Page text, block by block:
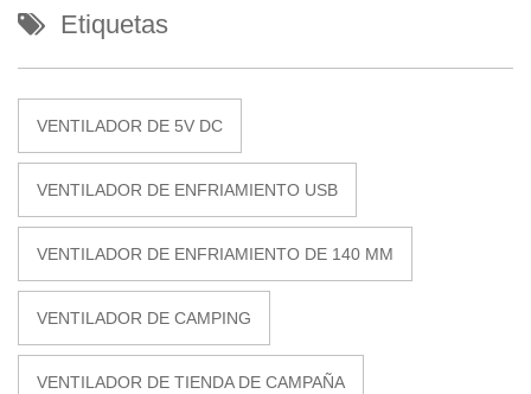
Etiquetas
VENTILADOR DE 5V DC
VENTILADOR DE ENFRIAMIENTO USB
VENTILADOR DE ENFRIAMIENTO DE 140 MM
VENTILADOR DE CAMPING
VENTILADOR DE TIENDA DE CAMPAÑA